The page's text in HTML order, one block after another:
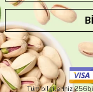
Tüm bilgileriniz